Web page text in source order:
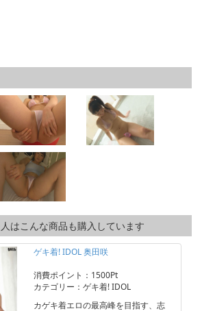
はこんな商品も購入しています
ゲキ着! IDOL 奥田咲
消費ポイント：1500Pt
カテゴリー：ゲキ着! IDOL
カゲキ着エロの最高峰を目指す、志